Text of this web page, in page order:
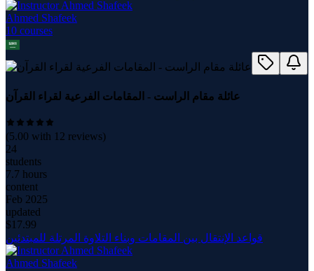
Ahmed Shafeek
10 courses
عائلة مقام الراست - المقامات الفرعية لقراء القرآن
(5.00 with 12 reviews)
24
students
7.7 hours
content
Feb 2025
updated
$17.99
قواعد الإنتقال بين المقامات وبناء التلاوة المرتلة للمبتدئين
Ahmed Shafeek